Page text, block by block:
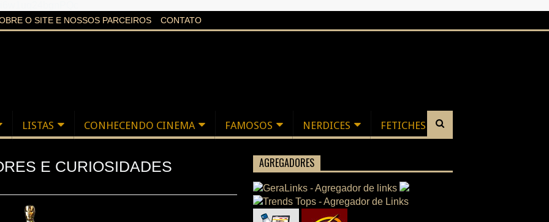
O SITE E NOSSOS PARCEIROS CONTATO
LISTAS CONHECENDO CINEMA FAMOSOS NERDICES FETICHES
E CURIOSIDADES AGREGADORES